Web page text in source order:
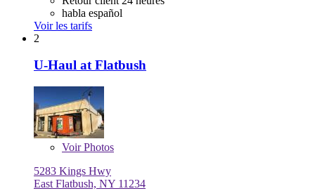
habla español
Voir les tarifs
2
U-Haul at Flatbush
VoirPhotos
5283 Kings Hwy
East Flatbush, NY 11234